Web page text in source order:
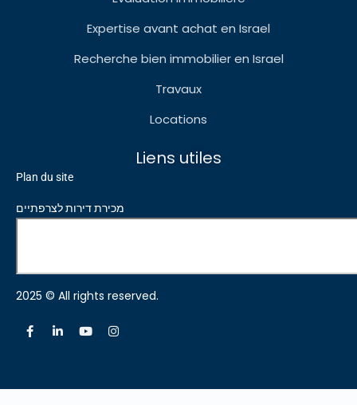
Expertise avant achat en Israel
Recherche bien immobilier en Israel
Travaux
Locations
Liens utiles
Plan du site
מכירת דירות לצרפתיים
2025 © All rights reserved.